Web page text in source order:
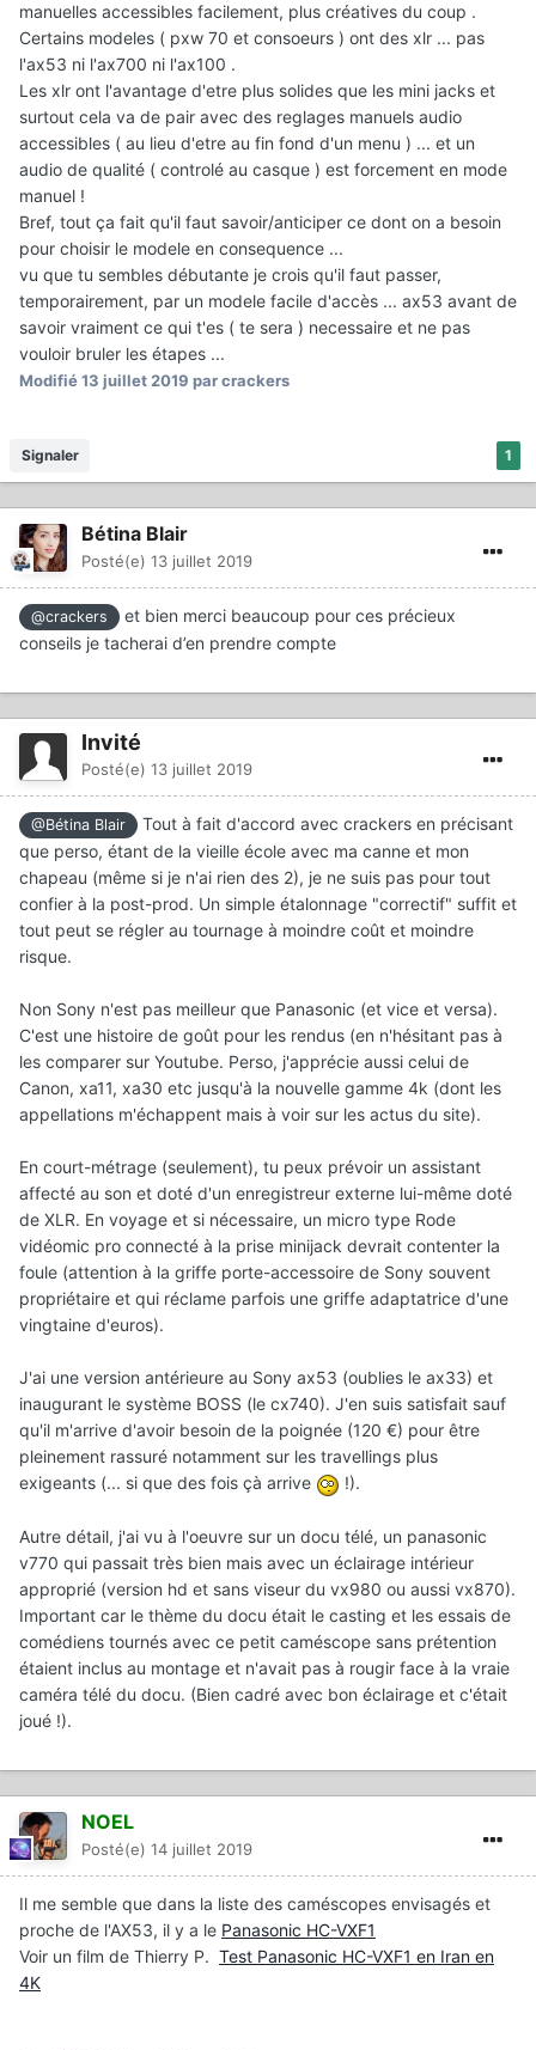
manuelles accessibles facilement, plus créatives du coup .
Certains modeles ( pxw 70 et consoeurs ) ont des xlr ... pas
l'ax53 ni l'ax700 ni l'ax100 .
Les xlr ont l'avantage d'etre plus solides que les mini jacks et
surtout cela va de pair avec des reglages manuels audio
accessibles ( au lieu d'etre au fin fond d'un menu ) ... et un
audio de qualité ( controlé au casque ) est forcement en mode
manuel !
Bref, tout ça fait qu'il faut savoir/anticiper ce dont on a besoin
pour choisir le modele en consequence ...
vu que tu sembles débutante je crois qu'il faut passer,
temporairement, par un modele facile d'accès ... ax53 avant de
savoir vraiment ce qui t'es ( te sera ) necessaire et ne pas
vouloir bruler les étapes ...
Modifié13 juillet 2019 par crackers
1
Signaler
Bétina Blair
Posté(e) 13 juillet 2019
@crackers
et bien merci beaucoup pour ces précieux
conseils je tacherai d’en prendre compte
Invité
Posté(e) 13 juillet 2019
@Bétina Blair
Tout à fait d'accord avec crackers en précisant
que perso, étant de la vieille école avec ma canne et mon
chapeau (même si je n'ai rien des 2), je ne suis pas pour tout
confier à la post-prod. Un simple étalonnage "correctif" suffit et
tout peut se régler au tournage à moindre coût et moindre
risque.
Non Sony n'est pas meilleur que Panasonic (et vice et versa).
C'est une histoire de goût pour les rendus (en n'hésitant pas à
les comparer sur Youtube. Perso, j'apprécie aussi celui de
Canon, xa11, xa30 etc jusqu'à la nouvelle gamme 4k (dont les
appellations m'échappent mais à voir sur les actus du site).
En court-métrage (seulement), tu peux prévoir un assistant
affecté au son et doté d'un enregistreur externe lui-même doté
de XLR. En voyage et si nécessaire, un micro type Rode
vidéomic pro connecté à la prise minijack devrait contenter la
foule (attention à la griffe porte-accessoire de Sony souvent
propriétaire et qui réclame parfois une griffe adaptatrice d'une
vingtaine d'euros).
J'ai une version antérieure au Sony ax53 (oublies le ax33) et
inaugurant le système BOSS (le cx740). J'en suis satisfait sauf
qu'il m'arrive d'avoir besoin de la poignée (120 €) pour être
pleinement rassuré notamment sur les travellings plus
exigeants (... si que des fois çà arrive
!).
Autre détail, j'ai vu à l'oeuvre sur un docu télé, un panasonic
v770 qui passait très bien mais avec un éclairage intérieur
approprié (version hd et sans viseur du vx980 ou aussi vx870).
Important car le thème du docu était le casting et les essais de
comédiens tournés avec ce petit caméscope sans prétention
étaient inclus au montage et n'avait pas à rougir face à la vraie
caméra télé du docu. (Bien cadré avec bon éclairage et c'était
joué !).
NOEL
Posté(e) 14 juillet 2019
Il me semble que dans la liste des caméscopes envisagés et
proche de l'AX53, il y a le Panasonic HC-VXF1
Voir un film de Thierry P. Test Panasonic HC-VXF1 en Iran en
4K